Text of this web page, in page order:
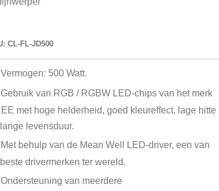
CL-FL-JD500
Vermogen: 500 Watt.
Gebruik van RGB / RGBW LED-chips van het merk
met hoge helderheid, goed kleureffect, lage hitte
levensduur.
Met behulp van de Mean Well LED-driver, een van
drivermerken ter wereld.
Ondersteuning van meerdere